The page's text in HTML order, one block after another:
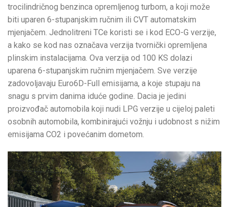
trocilindričnog benzinca opremljenog turbom, a koji može
biti uparen 6-stupanjskim ručnim ili CVT automatskim
mjenjačem. Jednolitreni TCe koristi se i kod ECO-G verzije,
a kako se kod nas označava verzija tvornički opremljena
plinskim instalacijama. Ova verzija od 100 KS dolazi
uparena 6-stupanjskim ručnim mjenjačem. Sve verzije
zadovoljavaju Euro6D-Full emisijama, a koje stupaju na
snagu s prvim danima iduće godine. Dacia je jedini
proizvođač automobila koji nudi LPG verzije u cijeloj paleti
osobnih automobila, kombinirajući vožnju i udobnost s nižim
emisijama CO2 i povećanim dometom.